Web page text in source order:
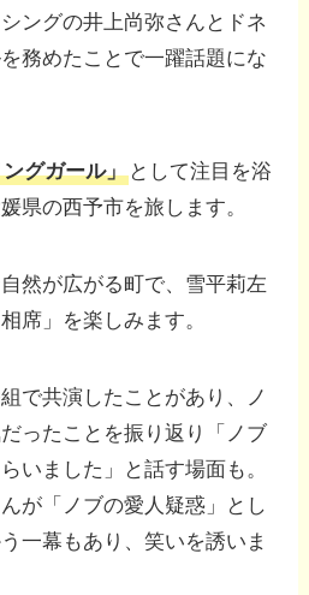
ングの井上尚弥さんとドネ
務めたことで一躍話題にな
グガール」 として注目を浴
県の西予市を旅します。
然が広がる町で、雪平莉左
席」を楽しみます。
で共演したことがあり、ノ
ったことを振り返り「ノブ
いました」と話す場面も。
が「ノブの愛人疑惑」とし
一幕もあり、笑いを誘いま